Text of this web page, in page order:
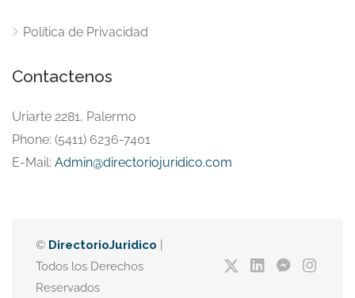
Política de Privacidad
Contactenos
Uriarte 2281, Palermo
Phone: (5411) 6236-7401
E-Mail: Admin@directoriojuridico.com
© DirectorioJuridico
Todos los Derechos
Reservados